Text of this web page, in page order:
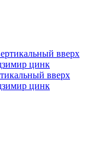
вверх
цинк